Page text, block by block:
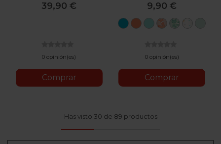
39,90 €
0 opinión(es)
Comprar
9,90 €
AzulMediterranean
Mediterranean
Candy
0 opinión(es)
Comprar
Has visto 30 de 89 productos